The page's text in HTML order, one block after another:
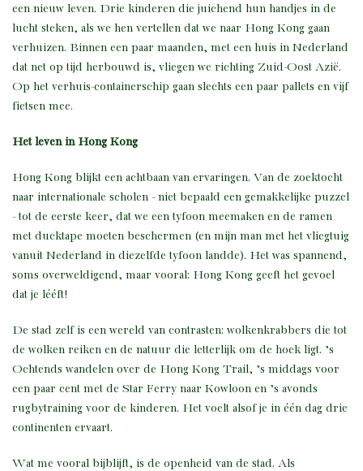
een nieuw leven. Drie kinderen die juichend hun handjes in de
lucht steken, als we hen vertellen dat we naar Hong Kong gaan
verhuizen. Binnen een paar maanden, met een huis in Nederland
dat net op tijd herbouwd is, vliegen we richting Zuid-Oost Azië.
Op het verhuis-containerschip gaan slechts een paar pallets en vijf
fietsen mee.
Het leven in Hong Kong
Hong Kong blijkt een achtbaan van ervaringen. Van de zoektocht
naar internationale scholen - niet bepaald een gemakkelijke puzzel
- tot de eerste keer, dat we een tyfoon meemaken en de ramen
met ducktape moeten beschermen (en mijn man met het vliegtuig
vanuit Nederland in diezelfde tyfoon landde). Het was spannend,
soms overweldigend, maar vooral: Hong Kong geeft het gevoel
dat je lééft!
De stad zelf is een wereld van contrasten: wolkenkrabbers die tot
de wolken reiken en de natuur die letterlijk om de hoek ligt. ’s
Ochtends wandelen over de Hong Kong Trail, ’s middags voor
een paar cent met de Star Ferry naar Kowloon en ’s avonds
rugbytraining voor de kinderen. Het voelt alsof je in één dag drie
continenten ervaart.
Wat me vooral bijblijft, is de openheid van de stad. Als